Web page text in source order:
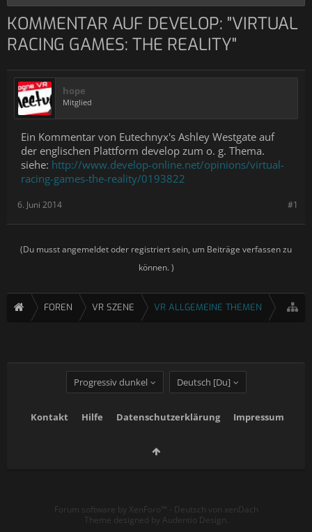
KOMMENTAR AUF DEVELOP: "VIRTUAL
RACING GAMES: THE REALITY"
hope
Mitglied
Ein Kommentar von Eutechnyx's Ashley Westgate auf
der englischen Plattform develop zum o. g. Thema.
siehe: http://www.develop-online.net/opinions/virtual-
racing-games-the-reality/0193822
#1
6. Juni 2014
(Du musst angemeldet oder registriert sein, um Beiträge verfassen zu
können. )
FOREN VR SZENE VR ALLGEMEINE THEMEN
Progressiv dunkel Deutsch [Du]
Kontakt Hilfe Datenschutzerklärung Impressum
Forum software by XenForo™ - Deutsch von xenDach
Theme designed by Audentio Design.